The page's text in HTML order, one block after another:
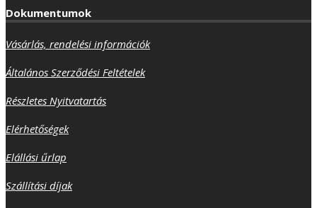
Dokumentumok
Vásárlás, rendelési információk
Általános Szerződési Feltételek
Részletes Nyitvatartás
Elérhetőségek
Elállási űrlap
Szállítási díjak